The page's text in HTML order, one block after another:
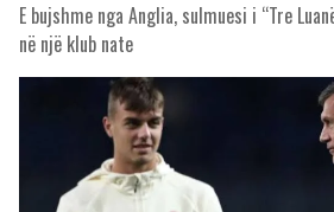
E bujshme nga Anglia, sulmuesi i “Tre
në një klub nate